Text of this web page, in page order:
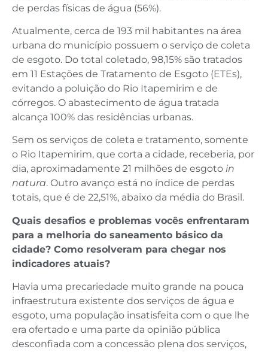
de perdas físicas de água (56%).
Atualmente, cerca de 193 mil habitantes na área
urbana do município possuem o serviço de coleta
de esgoto. Do total coletado, 98,15% são tratados
em 11 Estações de Tratamento de Esgoto (ETEs),
evitando a poluição do Rio Itapemirim e de
córregos. O abastecimento de água tratada
alcança 100% das residências urbanas.
Sem os serviços de coleta e tratamento, somente
o Rio Itapemirim, que corta a cidade, receberia, por
dia, aproximadamente 21 milhões de esgoto in
natura. Outro avanço está no índice de perdas
totais, que é de 22,51%, abaixo da média do Brasil.
Quais desafios e problemas vocês enfrentaram
para a melhoria do saneamento básico da
cidade? Como resolveram para chegar nos
indicadores atuais?
Havia uma precariedade muito grande na pouca
infraestrutura existente dos serviços de água e
esgoto, uma população insatisfeita com o que lhe
era ofertado e uma parte da opinião pública
desconfiada com a concessão plena dos serviços,